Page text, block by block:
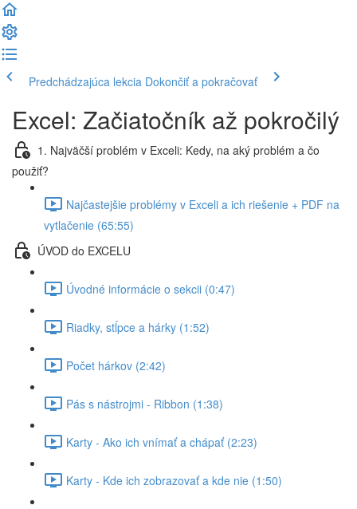
Predchádzajúca lekcia Dokončiť a pokračovať
Excel: Začiatočník až pokročilý
1. Najväčší problém v Exceli: Kedy, na aký problém a čo
použiť?
Najčastejšie problémy v Exceli a ich riešenie + PDF na
vytlačenie (65:55)
ÚVOD do EXCELU
Úvodné informácie o sekcii (0:47)
Riadky, stĺpce a hárky (1:52)
Počet hárkov (2:42)
Pás s nástrojmi - Ribbon (1:38)
Karty - Ako ich vnímať a chápať (2:23)
Karty - Kde ich zobrazovať a kde nie (1:50)